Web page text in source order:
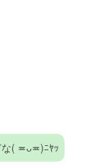
な( ≖ᴗ≖​)ﾆﾔｯ